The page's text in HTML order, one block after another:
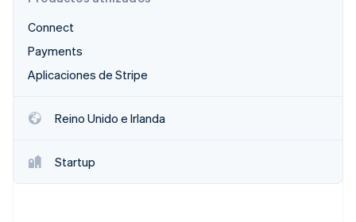
Prevención de fraude
Atlas
Constitución de una startup
Eliminación de dióxido de carbono
Socios
Connect
Payments
Aplicaciones de Stripe
Reino Unido e Irlanda
Startup